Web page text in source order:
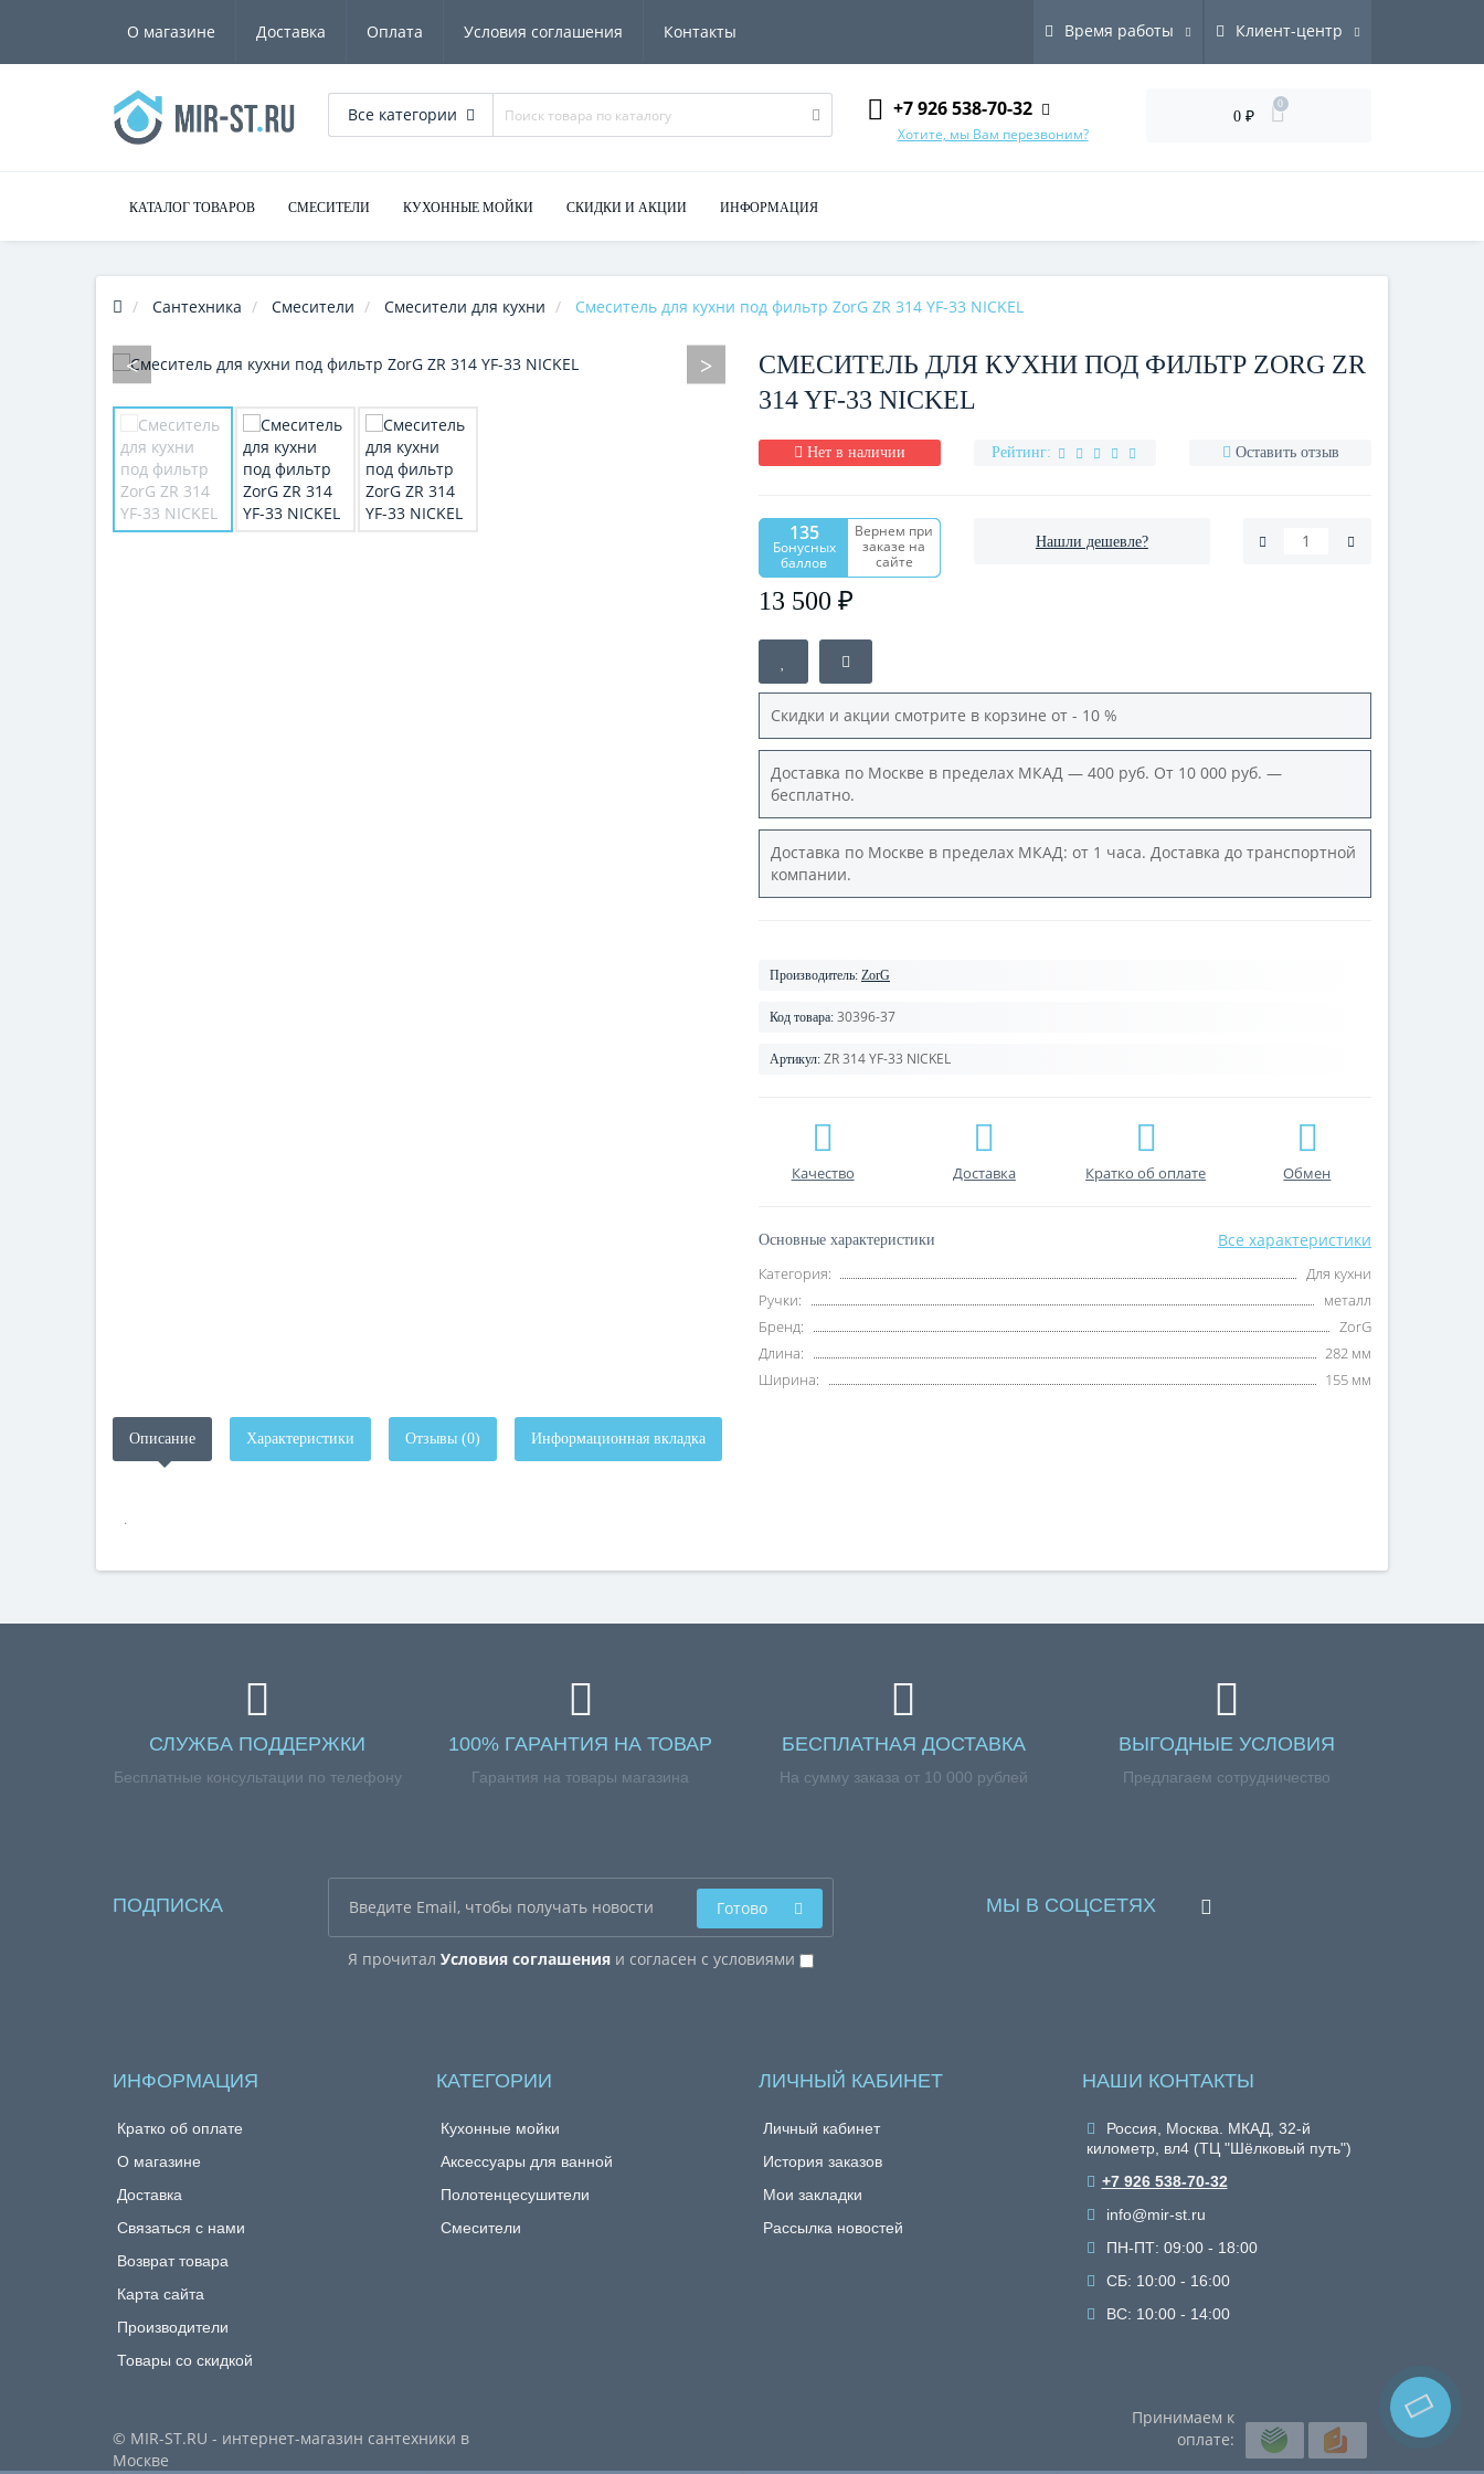
О магазине Доставка Оплата Условия соглашения Контакты Время работы Клиент-центр
Все категории +7 926 538-70-32
Хотите, мы Вам перезвоним?
0 ₽
0
КАТАЛОГ ТОВАРОВ СМЕСИТЕЛИ КУХОННЫЕ МОЙКИ СКИДКИ И АКЦИИ ИНФОРМАЦИЯ
Сантехника Смесители Смесители для кухни Смеситель для кухни под фильтр ZorG ZR 314 YF-33 NIСKEL
СМЕСИТЕЛЬ ДЛЯ КУХНИ ПОД ФИЛЬТР ZORG ZR
314 YF-33 NIСKEL
Нет в наличии Рейтинг: Оставить отзыв
135
Бонусных
баллов
Вернем при
заказе на
сайте
13 500 ₽
Нашли дешевле?
Скидки и акции смотрите в корзине от - 10 %
Доставка по Москве в пределах МКАД — 400 руб. От 10 000 руб. —
бесплатно.
Доставка по Москве в пределах МКАД: от 1 часа. Доставка до транспортной
компании.
Производитель: ZorG
Код товара: 30396-37
Артикул: ZR 314 YF-33 NIСKEL
Качество Доставка Кратко об оплате Обмен
Основные характеристики Все характеристики
Категория:
Для кухни
Ручки:
металл
Бренд:
ZorG
Длина:
282 мм
Ширина:
155 мм
Описание Характеристики Отзывы (0) Информационная вкладка
.
СЛУЖБА ПОДДЕРЖКИ
Бесплатные консультации по телефону
100% ГАРАНТИЯ НА ТОВАР
Гарантия на товары магазина
БЕСПЛАТНАЯ ДОСТАВКА
На сумму заказа от 10 000 рублей
ВЫГОДНЫЕ УСЛОВИЯ
Предлагаем сотрудничество
ПОДПИСКА
Я прочитал Условия соглашенияи согласен с условиями
Готово МЫ В СОЦСЕТЯХ
ИНФОРМАЦИЯ
Кратко об оплате
О магазине
Доставка
Связаться с нами
Возврат товара
Карта сайта
Производители
Товары со скидкой
КАТЕГОРИИ
Кухонные мойки
Аксессуары для ванной
Полотенцесушители
Смесители
ЛИЧНЫЙ КАБИНЕТ
Личный кабинет
История заказов
Мои закладки
Рассылка новостей
НАШИ КОНТАКТЫ
Россия, Москва. МКАД, 32-й
километр, вл4 (ТЦ "Шёлковый путь")
+7 926 538-70-32
info@mir-st.ru
ПН-ПТ: 09:00 - 18:00
СБ: 10:00 - 16:00
ВС: 10:00 - 14:00
© MIR-ST.RU - интернет-магазин сантехники в
Москве
Принимаем к
оплате: